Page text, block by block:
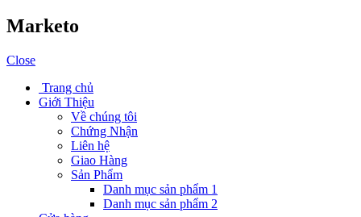
Marketo
Close
Trang chủ
Giới Thiệu
Về chúng tôi
Chứng Nhận
Liên hệ
Giao Hàng
Sản Phẩm
Danh mục sản phẩm 1
Danh mục sản phẩm 2